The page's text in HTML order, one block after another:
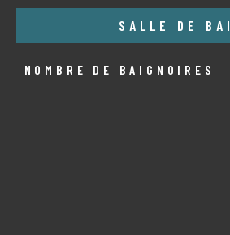
SALLE DE
NOMBRE DE BAIGNOIRES